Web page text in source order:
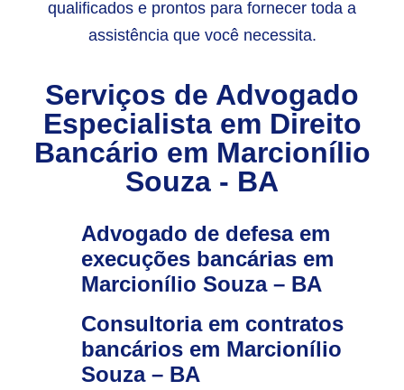
qualificados e prontos para fornecer toda a
assistência que você necessita.
Serviços de Advogado
Especialista em Direito
Bancário em Marcionílio
Souza - BA
Advogado de defesa em
execuções bancárias em
Marcionílio Souza – BA
Consultoria em contratos
bancários em Marcionílio
Souza – BA